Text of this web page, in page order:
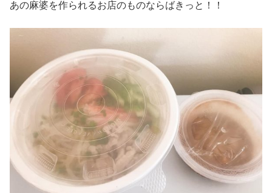
あの麻婆を作られるお店のものならばきっと！！